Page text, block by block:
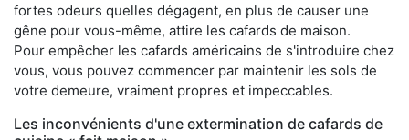
fortes odeurs quelles dégagent, en plus de causer une
gêne pour vous-même, attire les cafards de maison.
Pour empêcher les cafards américains de s'introduire chez
vous, vous pouvez commencer par maintenir les sols de
votre demeure, vraiment propres et impeccables.
Les inconvénients d'une extermination de cafards de